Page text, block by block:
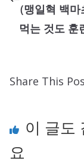
(맹일혁 백마
먹는 것도 훈
Share This
이 글도
요